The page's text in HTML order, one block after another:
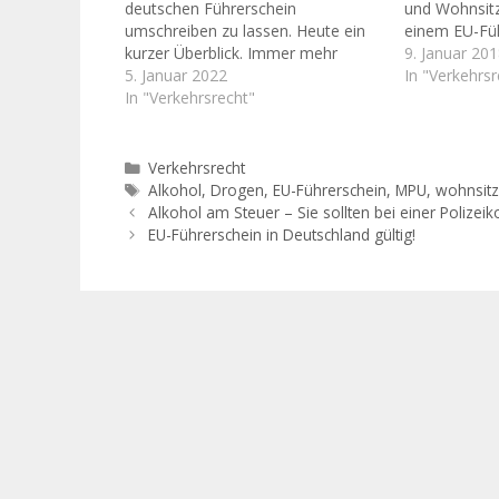
deutschen Führerschein
umschreiben zu lassen. Heute ein
kurzer Überblick. Immer mehr
Führerscheinstellen schreiben
ausländische EU-Fahrerlaubnisse
ist eine positive Entwicklung, die
von mir in den letzten Monaten
beobachtet werden konnte.
Bekanntlich ist eine ausländische
5. Januar 2022
In "Verkehrsrecht"
und
einem EU-
Deutschland
sich hier
Grundsatz
9. Januar
In
Kategorien
Verkehrsrecht
Schlagwörter
Alkohol,Drogen,EU-Führerschein,MPU,wohnsitz
Alkohol am Steuer – Sie sollten bei einer
EU-Führerschein in Deutschland gültig!